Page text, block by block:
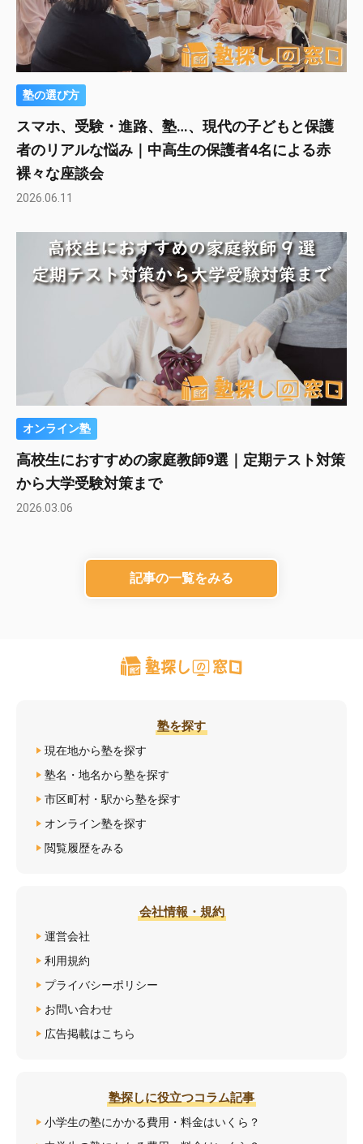
塾の選び方
スマホ、受験・進路、塾…、現代の子どもと保護
者のリアルな悩み｜中高生の保護者4名による赤
裸々な座談会
2026.06.11
オンライン塾
高校生におすすめの家庭教師9選｜定期テスト対策
から大学受験対策まで
2026.03.06
記事の一覧をみる
塾を探す
現在地から塾を探す
塾名・地名から塾を探す
市区町村・駅から塾を探す
オンライン塾を探す
閲覧履歴をみる
会社情報・規約
運営会社
利用規約
プライバシーポリシー
お問い合わせ
広告掲載はこちら
塾探しに役立つコラム記事
小学生の塾にかかる費用・料金はいくら？